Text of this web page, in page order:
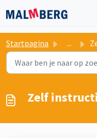
Startpagina ...
Zelf